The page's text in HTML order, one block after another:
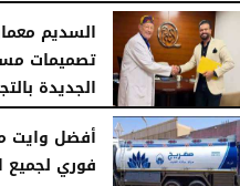
السديم
الجديدة
الأحد، 10 مايو 2026 08:40 صـ
أفضل وايت
فوري لجميع